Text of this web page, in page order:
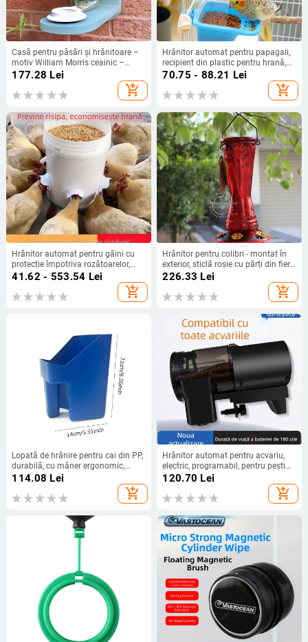
Casă pentru păsări și hrănitoare –
motiv William Morris ceainic –
Rășină, origine Zhejiang, set de 18
bucăți, pentru păsări de costum
177.28 Lei
add_shopping_cart
Hrănitor automat pentru papagali,
recipient din plastic pentru hrană,
set 50 buc., marca Weibi,
compatibil cu acvariu, cupă de
hrănire anti-vărsare
70.75 - 88.21 Lei
add_shopping_cart
Hrănitor automat pentru găini cu
protecție împotriva rozătoarelor,
construcție din plastic, set complet
de alimentare automată, potrivit
pentru acvariu
41.62 - 553.54 Lei
add_shopping_cart
Hrănitor pentru colibri - montat în
exterior, sticlă roșie cu părți din fier,
alimentare automată; materiale:
Quanzhou
226.33 Lei
add_shopping_cart
Lopată de hrănire pentru cai din PP,
durabilă, cu mâner ergonomic,
alimentare manuală
114.08 Lei
add_shopping_cart
Hrănitor automat pentru acvariu,
electric, programabil, pentru pești
decorativi și țestoase, kit complet
120.70 Lei
add_shopping_cart